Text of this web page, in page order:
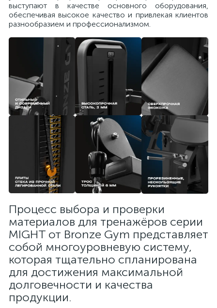
выступают в качестве основного оборудования,
обеспечивая высокое качество и привлекая клиентов
разнообразием и профессионализмом.
Процесс выбора и проверки
материалов для тренажёров серии
MIGHT от Bronze Gym представляет
собой многоуровневую систему,
которая тщательно спланирована
для достижения максимальной
долговечности и качества
продукции.